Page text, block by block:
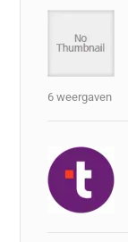
6 weergaven